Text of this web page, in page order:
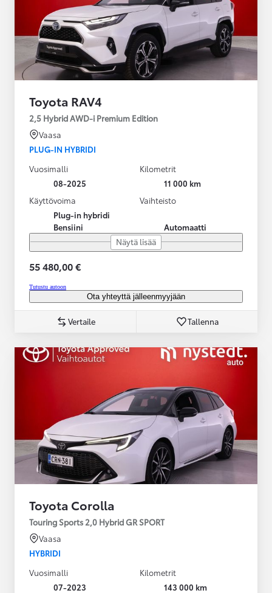
Toyota RAV4
2,5 Hybrid AWD-i Premium Edition
Vaasa
PLUG-IN HYBRIDI
Vuosimalli
08-2025
Kilometrit
11 000 km
Käyttövoima
Plug-in hybridi
Bensiini
Vaihteisto
Automaatti
Näytä lisää
55 480,00 €
Tutustu autoon
Ota yhteyttä jälleenmyyjään
Vertaile Tallenna
Toyota Corolla
Touring Sports 2,0 Hybrid GR SPORT
Vaasa
HYBRIDI
Vuosimalli
07-2023
Kilometrit
143 000 km